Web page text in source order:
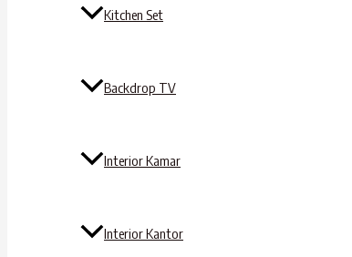
Kitchen Set
Backdrop TV
Interior Kamar
Interior Kantor